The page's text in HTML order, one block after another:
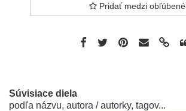
Pridať medzi obľúbené
Súvisiace diela
podľa názvu, autora / autorky, tagov...